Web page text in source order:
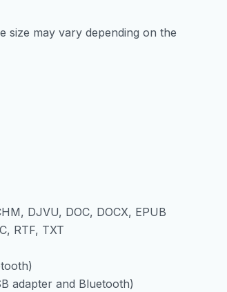
size may vary depending on the
DJVU, DOC, DOCX, EPUB
RTF, TXT
adapter and Bluetooth)